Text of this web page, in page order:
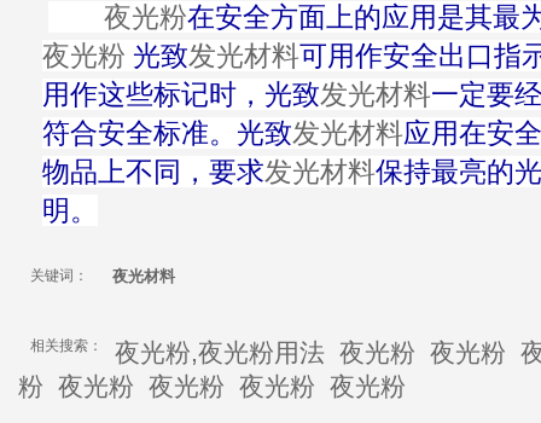
夜光粉在安全方面上的应用是其最
夜光粉 光致发光材料可用作安全出口指
用作这些标记时，光致发光材料一定要
符合安全标准。光致发光材料应用在安
物品上不同，要求发光材料保持最亮的
明。
关键词： 夜光材料
相关搜索： 夜光粉,夜光粉用法 夜光粉 夜光粉
粉 夜光粉 夜光粉 夜光粉 夜光粉